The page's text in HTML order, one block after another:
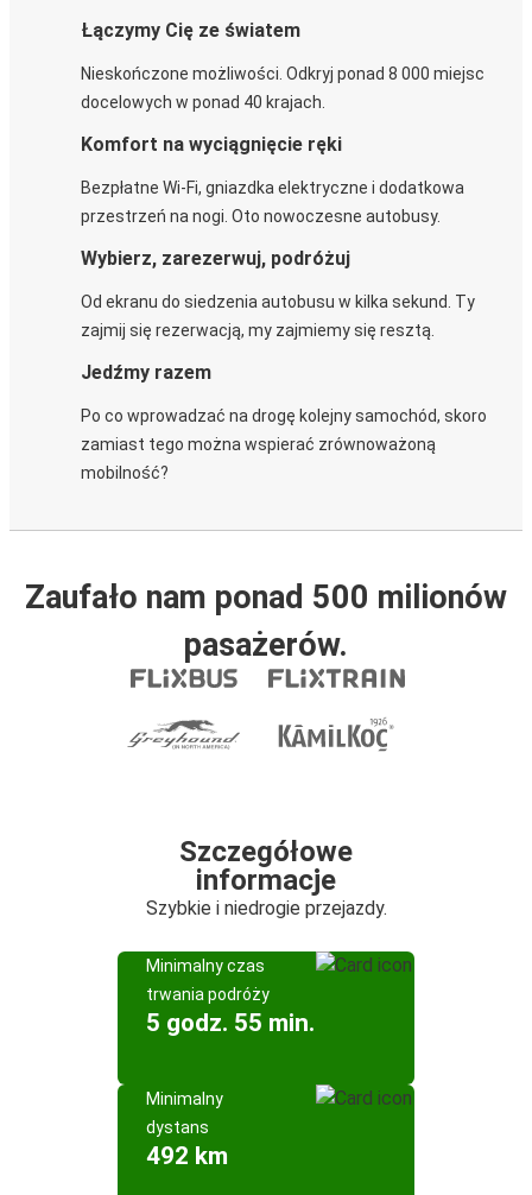
Łączymy Cię ze światem
Nieskończone możliwości. Odkryj ponad 8 000 miejsc
docelowych w ponad 40 krajach.
Komfort na wyciągnięcie ręki
Bezpłatne Wi-Fi, gniazdka elektryczne i dodatkowa
przestrzeń na nogi. Oto nowoczesne autobusy.
Wybierz, zarezerwuj, podróżuj
Od ekranu do siedzenia autobusu w kilka sekund. Ty
zajmij się rezerwacją, my zajmiemy się resztą.
Jedźmy razem
Po co wprowadzać na drogę kolejny samochód, skoro
zamiast tego można wspierać zrównoważoną
mobilność?
Zaufało nam ponad 500 milionów
pasażerów.
Szczegółowe
informacje
Szybkie i niedrogie przejazdy.
Minimalny czas
trwania podróży
5 godz. 55 min.
Minimalny
dystans
492 km